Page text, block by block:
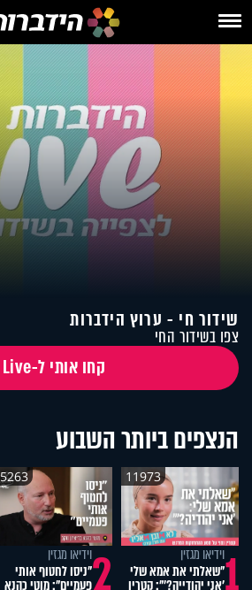
שידור חי - ערוץ הידברות
צפו בשידור החי
קחו אותי ל-Live
הנצפים ביותר השבוע
11973
1וידיאו מגזין
"שאלתי את אמא שלי
'אני יהודייה?'": קטרין
5263
2וידיאו מגזין
"ניסו לחטוף אותי
פעמיים": מוטי כהנא